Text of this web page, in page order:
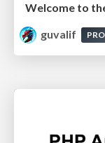
guvalif
PRO